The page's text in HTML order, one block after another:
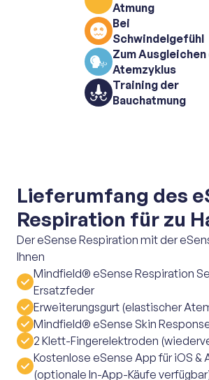
Atmung
Bei
Schwindelgefühl
Zum Ausgleichen
Atemzyklus
Training der
Bauchatmung
Lieferumfang des
Respiration für zu
Der eSense Respiration mit der
Ihnen
Mindfield® eSense Respiration
Ersatzfeder
Erweiterungsgurt (elastischer
Mindfield® eSense Skin
2 Klett-Fingerelektroden
Kostenlose eSense App für iOS &
(optionale In-App-Käufe